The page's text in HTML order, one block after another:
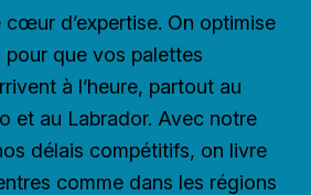
cœur d’expertise. On optimise
que vos palettes
à l’heure, partout au
et au Labrador. Avec notre
délais compétitifs, on livre
comme dans les régions